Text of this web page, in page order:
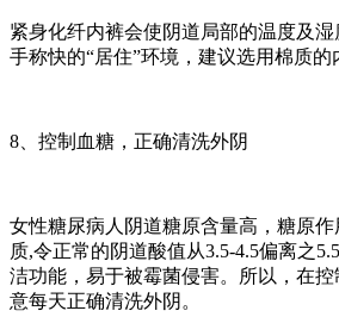
紧身化纤内裤会使阴道局部的温度及
手称快的“居住”环境，建议选用棉质的
8、控制血糖，正确清洗外阴
女性糖尿病人阴道糖原含量高，糖原
质,令正常的阴道酸值从3.5-4.5偏离之
洁功能，易于被霉菌侵害。所以，在
意每天正确清洗外阴。